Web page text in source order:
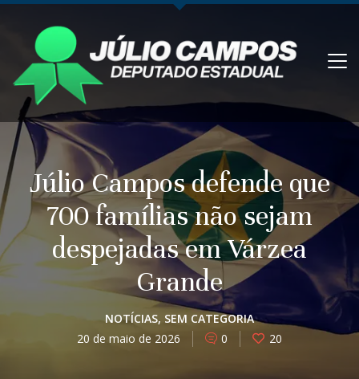
Júlio Campos defende que
700 famílias não sejam
despejadas em Várzea
Grande
NOTÍCIAS, SEM CATEGORIA
20 de maio de 2026
0 20